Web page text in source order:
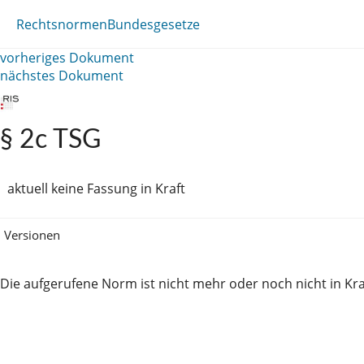
RechtsnormenBundesgesetze
vorheriges Dokument
nächstes Dokument
§ 2c TSG
aktuell keine Fassung in Kraft
Versionen
Die aufgerufene Norm ist nicht mehr oder noch nicht in